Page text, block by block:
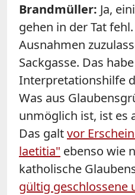
Brandmüller: Ja,
gehen in der Tat
Ausnahmen
Sackgasse. Das
Interpretationshilfe
Was aus
unmöglich ist, ist es
Das galtvor
laetitia" ebenso wie
katholische
gültig geschlossene